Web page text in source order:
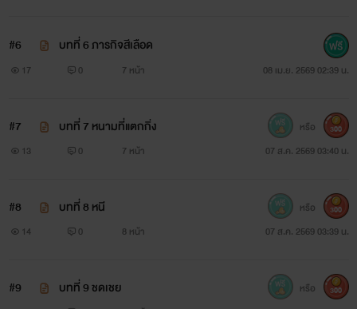
#6 บทที่ 6 ภารกิจสีเลือด
17 0 7 หน้า 08 เม.ย. 2569 02:39 น.
#7 บทที่ 7 หนามที่แตกกิ่ง
13 0 7 หน้า 07 ส.ค. 2569 03:40 น.
หรือ 300
#8 บทที่ 8 หนี
14 0 8 หน้า 07 ส.ค. 2569 03:39 น.
หรือ 300
#9 บทที่ 9 ชดเชย หรือ 300